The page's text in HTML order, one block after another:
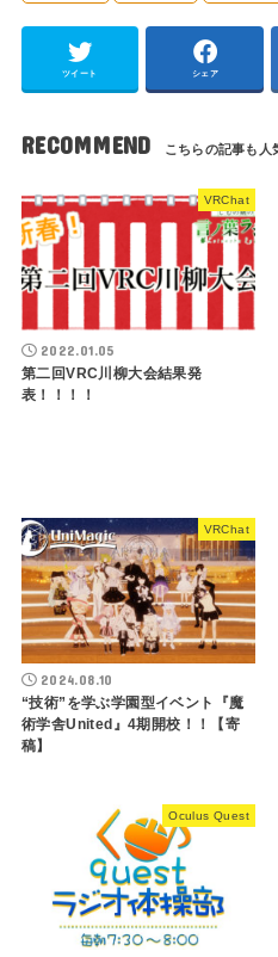
ツイート シェア
RECOMMEND
VRChat
2022.01.05
第二回VRC川柳大会結果発
表！！！！
VRChat
2024.08.10
“技術”を学ぶ学園型イベント『魔
術学舎United』4期開校！！【寄
稿】
Oculus Quest